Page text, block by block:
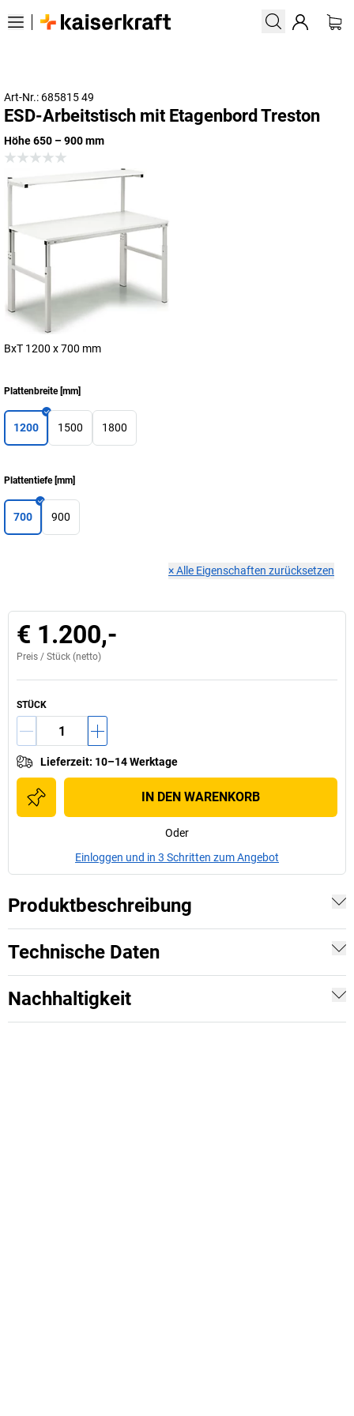
Art-Nr.: 685815 49
ESD-Arbeitstisch mit Etagenbord Treston
Höhe 650 – 900 mm
BxT 1200 x 700 mm
Plattenbreite[mm]
1200 1500 1800
Plattentiefe[mm]
700 900
×Alle Eigenschaften zurücksetzen
€ 1.200,-
Preis / Stück (netto)
STÜCK
Lieferzeit: 10–14 Werktage
IN DEN WARENKORB
Oder
Einloggen und in 3 Schritten zum Angebot
Produktbeschreibung
Technische Daten
Nachhaltigkeit